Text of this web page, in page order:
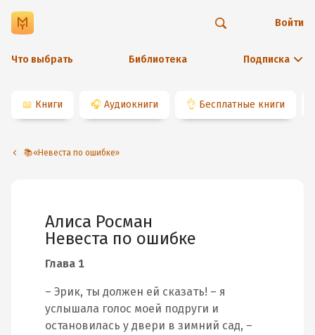
Что выбрать Библиотека Подписка
Войти
📖 Книги 🎧 Аудиокниги 👌 Бесплатные книги
📚«Невеста по ошибке»
Алиса Росман
Невеста по ошибке
Глава 1
– Эрик, ты должен ей сказать! – я
услышала голос моей подруги и
остановилась у двери в зимний сад, –